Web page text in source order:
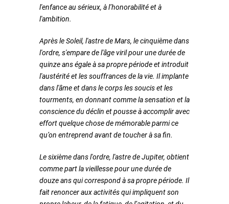
l'enfance au sérieux, à l’honorabilité et à
l'ambition.
Après le Soleil, l'astre de Mars, le cinquième dans
l'ordre, s'empare de l'âge viril pour une durée de
quinze ans égale à sa propre période et introduit
l'austérité et les souffrances de la vie. Il implante
dans l'âme et dans le corps les soucis et les
tourments, en donnant comme la sensation et la
conscience du déclin et pousse à accomplir avec
effort quelque chose de mémorable parmi ce
qu’on entreprend avant de toucher à sa fin.
Le sixième dans l'ordre, l'astre de Jupiter, obtient
comme part la vieillesse pour une durée de
douze ans qui correspond à sa propre période. Il
fait renoncer aux activités qui impliquent son